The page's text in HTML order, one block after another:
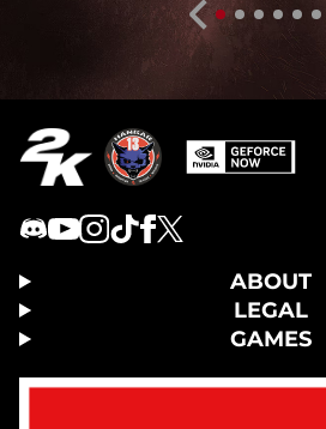
ABOUT
LEGAL
GAMES